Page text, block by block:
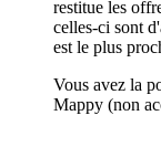
restitue les
celles-ci sont
est le plus
Vous avez la
Mappy (non